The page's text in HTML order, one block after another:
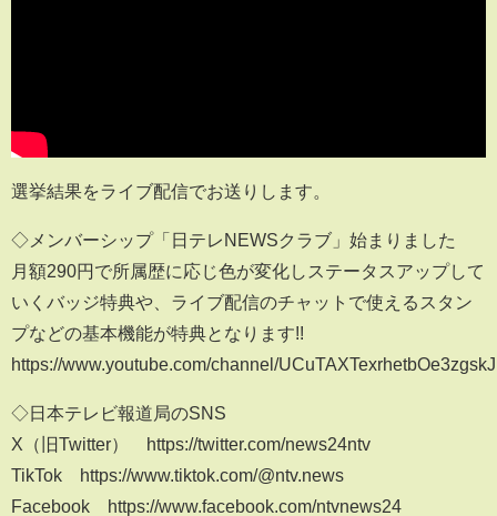
選挙結果をライブ配信でお送りします。​
◇メンバーシップ「日テレNEWSクラブ」始まりました
月額290円で所属歴に応じ色が変化しステータスアップして
いくバッジ特典や、ライブ配信のチャットで使えるスタン
プなどの基本機能が特典となります!!
https://www.youtube.com/channel/
◇日本テレビ報道局のSNS
X（旧Twitter） https://twitter.com/news24ntv
TikTok https://www.tiktok.com/@ntv.news
Facebook https://www.facebook.com/ntvnews24